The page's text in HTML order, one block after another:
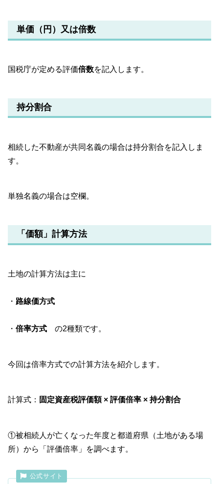
単価（円）又は倍数
国税庁が定める評価倍数を記入します。
持分割合
相続した不動産が共同名義の場合は持分割合を記入しま
す。
単独名義の場合は空欄。
「価額」計算方法
土地の計算方法は主に
・ 路線価方式
・ 倍率方式 の2種類です。
今回は倍率方式での計算方法を紹介します。
計算式： 固定資産税評価額 × 評価倍率 × 持分割合
①被相続人が亡くなった年度と都道府県（土地がある場
所）から「評価倍率」を調べます。